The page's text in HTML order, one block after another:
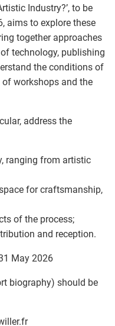
Industry?’, to be
aims to explore these
together approaches
technology, publishing
the conditions of
workshops and the
address the
ranging from artistic
for craftsmanship,
of the process;
and reception.
May 2026
biography) should be